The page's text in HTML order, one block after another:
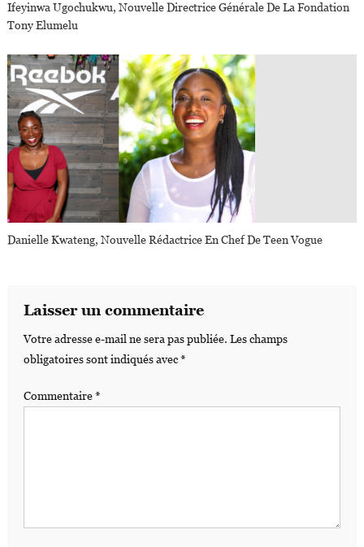
Ifeyinwa Ugochukwu, Nouvelle Directrice Générale De La Fondation
Tony Elumelu
Danielle Kwateng, Nouvelle Rédactrice En Chef De Teen Vogue
Laisser un commentaire
Votre adresse e-mail ne sera pas publiée. Les champs
obligatoires sont indiqués avec*
Commentaire*